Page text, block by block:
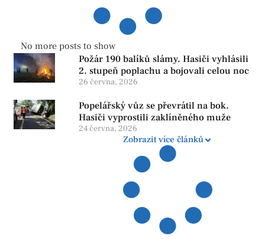
No more posts to show
Požár 190 balíků slámy. Hasiči vyhlásili
2. stupeň poplachu a bojovali celou noc
26 června, 2026
Popelářský vůz se převrátil na bok.
Hasiči vyprostili zaklíněného muže
24 června, 2026
Zobrazit více článků